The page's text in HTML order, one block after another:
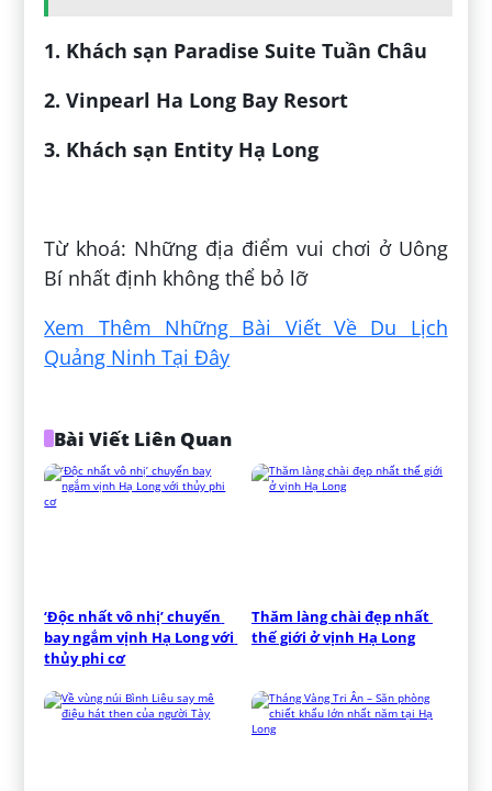
1. Khách sạn Paradise Suite Tuần Châu
2. Vinpearl Ha Long Bay Resort
3. Khách sạn Entity Hạ Long
Từ khoá: Những địa điểm vui chơi ở Uông
Bí nhất định không thể bỏ lỡ
Xem Thêm Những Bài Viết Về Du Lịch
Quảng Ninh Tại Đây
Bài Viết Liên Quan
‘Độc nhất vô nhị’ chuyến
bay ngắm vịnh Hạ Long với
thủy phi cơ
Thăm làng chài đẹp nhất
thế giới ở vịnh Hạ Long